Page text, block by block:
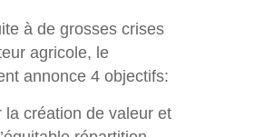
à de grosses crises
agricole, le
annonce 4 objectifs:
la création de valeur et